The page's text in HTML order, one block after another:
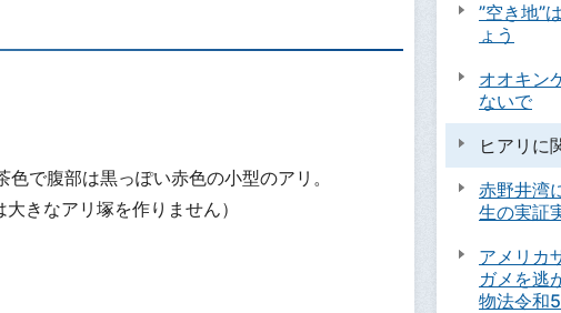
で腹部は黒っぽい赤色の小型のアリ。
きなアリ塚を作りません）
”空き地”
ょう
オオキン
ないで
ヒアリに
赤野井湾
生の実証
アメリカ
ガメを逃
物法令和